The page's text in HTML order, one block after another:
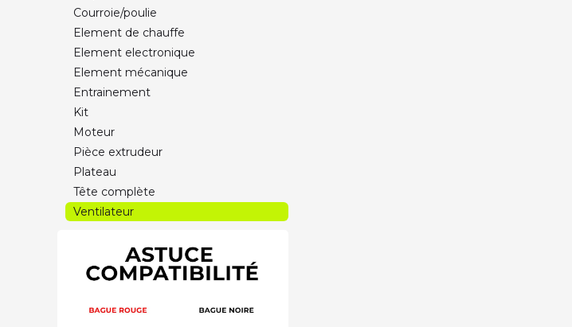
Courroie/poulie
Element de chauffe
Element electronique
Element mécanique
Entrainement
Kit
Moteur
Pièce extrudeur
Plateau
Tête complète
Ventilateur